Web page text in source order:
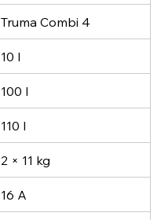
Truma Combi 4
10 l
100 l
110 l
2 × 11 kg
16 A